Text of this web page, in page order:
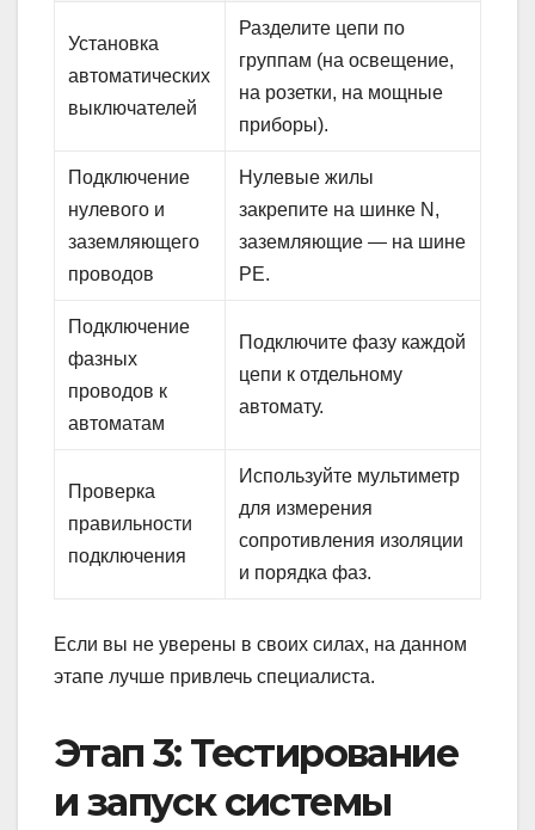
Установка
автоматических
выключателей
Разделите цепи по
группам (на освещение,
на розетки, на мощные
приборы).
Подключение
нулевого и
заземляющего
проводов
Нулевые жилы
закрепите на шинке N,
заземляющие — на шине
PE.
Подключение
фазных
проводов к
автоматам
Подключите фазу каждой
цепи к отдельному
автомату.
Проверка
правильности
подключения
Используйте мультиметр
для измерения
сопротивления изоляции
и порядка фаз.
Если вы не уверены в своих силах, на данном
этапе лучше привлечь специалиста.
Этап 3: Тестирование
и запуск системы